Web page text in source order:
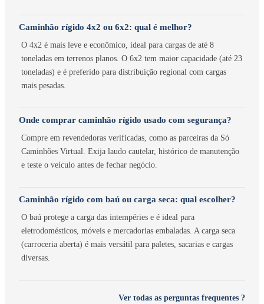
Caminhão rígido 4x2 ou 6x2: qual é melhor?
O 4x2 é mais leve e econômico, ideal para cargas de até 8
toneladas em terrenos planos. O 6x2 tem maior capacidade (até 23
toneladas) e é preferido para distribuição regional com cargas
mais pesadas.
Onde comprar caminhão rígido usado com segurança?
Compre em revendedoras verificadas, como as parceiras da Só
Caminhões Virtual. Exija laudo cautelar, histórico de manutenção
e teste o veículo antes de fechar negócio.
Caminhão rígido com baú ou carga seca: qual escolher?
O baú protege a carga das intempéries e é ideal para
eletrodomésticos, móveis e mercadorias embaladas. A carga seca
(carroceria aberta) é mais versátil para paletes, sacarias e cargas
diversas.
Ver todas as perguntas frequentes ?